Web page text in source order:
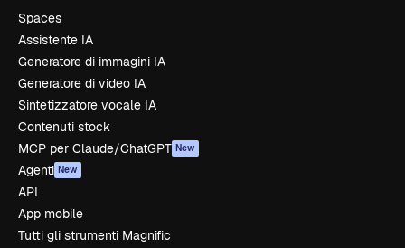
Spaces
Assistente IA
Generatore di immagini IA
Generatore di video IA
Sintetizzatore vocale IA
Contenuti stock
MCP per Claude/ChatGPT New
Agenti New
API
App mobile
Tutti gli strumenti Magnific